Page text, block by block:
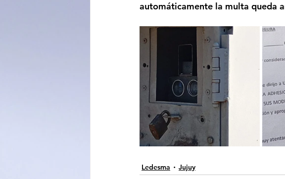
automáticamente la multa queda
Ledesma Jujuy